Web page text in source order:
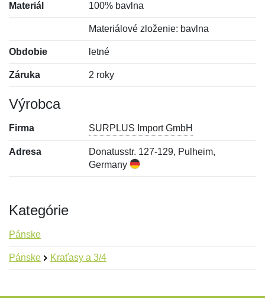
Materiál 100% bavlna
Materiálové zloženie: bavlna
Obdobie letné
Záruka 2 roky
Výrobca
Firma SURPLUS Import GmbH
Adresa
Donatusstr. 127-129, Pulheim,
Germany
Kategórie
Pánske
Pánske Kraťasy a 3/4